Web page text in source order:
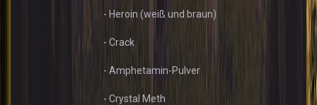
- Heroin (weiß und braun)
- Crack
- Amphetamin-Pulver
- Crystal Meth